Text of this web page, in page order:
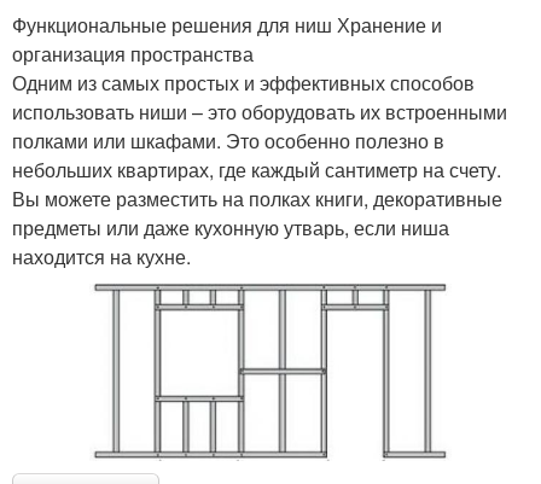
Функциональные решения для ниш Хранение и
организация пространства
Одним из самых простых и эффективных способов
использовать ниши – это оборудовать их встроенными
полками или шкафами. Это особенно полезно в
небольших квартирах, где каждый сантиметр на счету.
Вы можете разместить на полках книги, декоративные
предметы или даже кухонную утварь, если ниша
находится на кухне.